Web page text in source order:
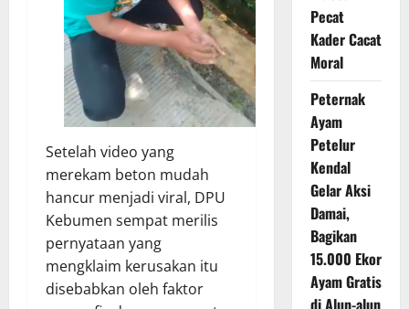
Setelah video yang
merekam beton mudah
hancur menjadi viral, DPU
Kebumen sempat merilis
pernyataan yang
mengklaim kerusakan itu
disebabkan oleh faktor
Pecat
Kader Cacat
Moral
Peternak
Ayam
Petelur
Kendal
Gelar Aksi
Damai,
Bagikan
15.000 Ekor
Ayam Gratis
di Alun-alun